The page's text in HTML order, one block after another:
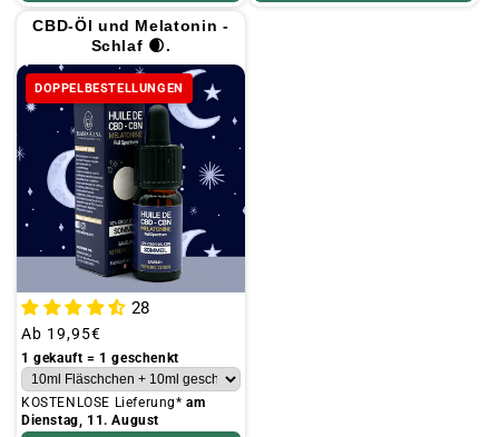
CBD-Öl und Melatonin -
Schlaf 🌒.
DOPPELBESTELLUNGEN
28
Üblicher
Preis
Ab 19,95€
1 gekauft = 1 geschenkt
KOSTENLOSE Lieferung*am
Dienstag, 11. August